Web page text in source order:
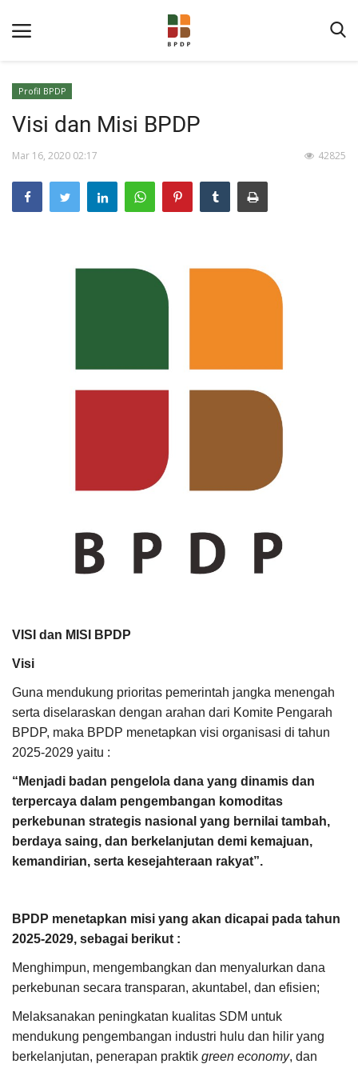
Pengumuman
Profil BPDP
Visi dan Misi BPDP
Mar 16, 2020 02:17 42825
VISI dan MISI BPDP
Visi
Guna mendukung prioritas pemerintah jangka menengah
serta diselaraskan dengan arahan dari Komite Pengarah
BPDP, maka BPDP menetapkan visi organisasi di tahun
2025-2029 yaitu :
“Menjadi badan pengelola dana yang dinamis dan
terpercaya dalam pengembangan komoditas
perkebunan strategis nasional yang bernilai tambah,
berdaya saing, dan berkelanjutan demi kemajuan,
kemandirian, serta kesejahteraan rakyat”.
BPDP menetapkan misi yang akan dicapai pada tahun
2025-2029, sebagai berikut :
Menghimpun, mengembangkan dan menyalurkan dana
perkebunan secara transparan, akuntabel, dan efisien;
Melaksanakan peningkatan kualitas SDM untuk
mendukung pengembangan industri hulu dan hilir yang
berkelanjutan, penerapan praktik green economy, dan